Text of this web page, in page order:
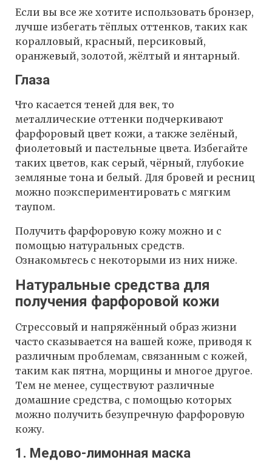
Если вы все же хотите использовать бронзер,
лучше избегать тёплых оттенков, таких как
коралловый, красный, персиковый,
оранжевый, золотой, жёлтый и янтарный.
Глаза
Что касается теней для век, то
металлические оттенки подчеркивают
фарфоровый цвет кожи, а также зелёный,
фиолетовый и пастельные цвета. Избегайте
таких цветов, как серый, чёрный, глубокие
земляные тона и белый. Для бровей и ресниц
можно поэкспериментировать с мягким
таупом.
Получить фарфоровую кожу можно и с
помощью натуральных средств.
Ознакомьтесь с некоторыми из них ниже.
Натуральные средства для
получения фарфоровой кожи
Стрессовый и напряжённый образ жизни
часто сказывается на вашей коже, приводя к
различным проблемам, связанным с кожей,
таким как пятна, морщины и многое другое.
Тем не менее, существуют различные
домашние средства, с помощью которых
можно получить безупречную фарфоровую
кожу.
1. Медово-лимонная маска